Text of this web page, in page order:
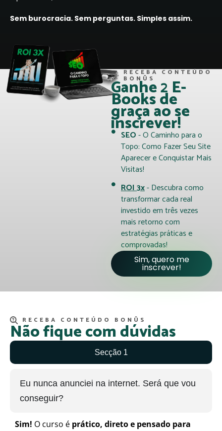
Sem burocracia. Sem perguntas. Simples assim.
RECEBA CONTEÚDO
BONÛS
Ganhe2E-
Books de
graça ao se
inscrever!
SEO- O Caminho para o
Topo: Como Fazer Seu Site
Aparecer e Conquistar Mais
Visitas!
ROI 3x- Descubra como
transformar cada real
investido em três vezes
mais retorno com
estratégias práticas e
comprovadas!
Sim, quero me
inscrever!
RECEBA CONTEÚDO BONÛS
Não fique com dúvidas
Secção 1
Eu nunca anunciei na internet. Será que vou
conseguir?
Sim! O curso é prático, direto e pensado para